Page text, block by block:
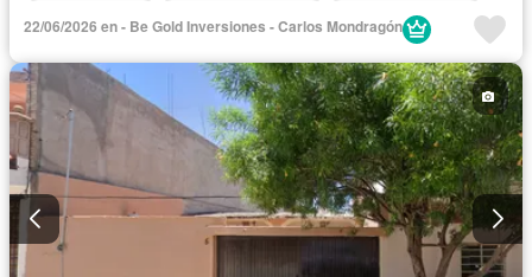
Cuarto de servicio
Internet
Jardín
Seguridad Televisión por cable Wifi
22/06/2026 en - Be Gold Inversiones - Carlos Mondragón